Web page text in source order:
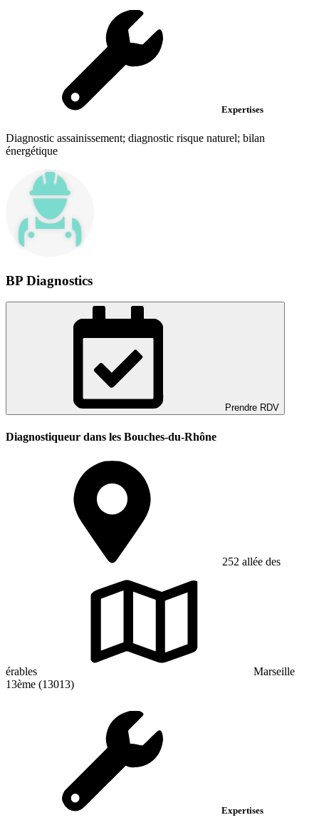
Expertises
Diagnostic assainissement; diagnostic risque naturel; bilan
énergétique
BP Diagnostics
Prendre RDV
Diagnostiqueur dans les Bouches-du-Rhône
252 allée des
érables
Marseille
13ème (13013)
Expertises